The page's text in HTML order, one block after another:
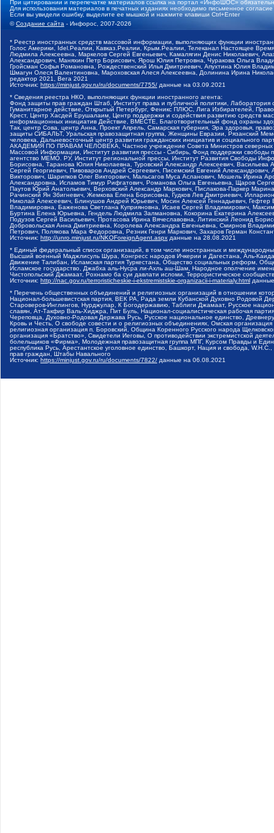
При цитировании и перепечатке материалов ссылка на портал «ИнфоШОС»
Для использования материалов в печатных изданиях необходимо письменное
Если вы увидели ошибку, выделите ее мышкой и нажмите клавиши Ctrl+Enter
©Создание сайта - Инфорос, 2007-2026
* Реестр иностранных средств массовой информации, выполняющих функции
Голос Америки, Idel.Реалии, Кавказ.Реалии, Крым.Реалии, Телеканал Настоящее
Людмила Алексеевна, Маркелов Сергей Евгеньевич, Камалягин Денис Николаевич,
Александрович, Маняхин Петр Борисович, Ярош Юлия Петровна, Чуракова Ольга
Гройсман Софья Романовна, Рождественский Илья Дмитриевич, Апухтина Юлия
Шмагун Олеся Валентиновна, Мароховская Алеся Алексеевна, Долинина Ирина
редактор 2021, Вега 2021
Источник: https://minjust.gov.ru/ru/documents/7755/ данные на 03.09.2021
* Сведения реестра НКО, выполняющих функции иностранного агента:
Фонд защиты прав граждан Штаб, Институт права и публичной политики,
Гуманитарное действие, Открытый Петербург, Феникс ПЛЮС, Лига Избирателей,
Крест, Центр Хасдей Ерушалаим, Центр поддержки и содействия развитию средств
информационных инициатив Действие, ВМЕСТЕ, Благотворительный фонд охраны
Так, центр Сова, центр Анна, Проект Апрель, Самарская губерния, Эра здоровья,
защиты СИБАЛЬТ, Уральская правозащитная группа, Женщины Евразии, Рязанский
человека, Дальневосточный центр развития гражданских инициатив и социального
АКАДЕМИЯ ПО ПРАВАМ ЧЕЛОВЕКА, Частное учреждение Совета Министров северных
Массовой Информации, Институт развития прессы - Сибирь, Фонд поддержки
агентство МЕМО. РУ, Институт региональной прессы, Институт Развития Свободы
Борисовна, Таранова Юлия Николаевна, Туровский Александр Алексеевич,
Сергей Георгиевич, Пивоваров Андрей Сергеевич, Писемский Евгений
Викторович, Шарипков Олег Викторович, Мальсагов Муса Асланович, Мошель Ирина
Александровна, Исламов Тимур Рифгатович, Романова Ольга Евгеньевна, Щаров
Паутов Юрий Анатольевич, Верховский Александр Маркович, Пислакова-Паркер
Рачинский Ян Збигневич, Жемкова Елена Борисовна, Гудков Лев Дмитриевич,
Николай Алексеевич, Блинушов Андрей Юрьевич, Мосин Алексей Геннадьевич,
Владимировна, Баженова Светлана Куприяновна, Исаев Сергей Владимирович,
Буртина Елена Юрьевна, Гендель Людмила Залмановна, Кокорина Екатерина
Подузов Сергей Васильевич, Протасова Ирина Вячеславовна, Литинский Леонид
Добровольская Анна Дмитриевна, Королева Александра Евгеньевна, Смирнов
Петрович, Полякова Мара Федоровна, Резник Генри Маркович, Захаров Герман
Источник: http://unro.minjust.ru/NKOForeignAgent.aspx данные на 28.08.2021
* Единый федеральный список организаций, в том числе иностранных и
Высший военный Маджлисуль Шура, Конгресс народов Ичкерии и Дагестана, Аль-
Движение Талибан, Исламская партия Туркестана, Общество социальных реформ,
Исламское государство, Джабха аль-Нусра ли-Ахль аш-Шам, Народное ополчение
Чистопольский Джамаат, Рохнамо ба суи давлати исломи, Террористическое
Источник: http://nac.gov.ru/terroristicheskie-i-ekstremistskie-organizacii-i-materialy.html
* Перечень общественных объединений и религиозных организаций в отношении
Национал-большевистская партия, ВЕК РА, Рада земли Кубанской Духовно Родовой
Староверов-Инглингов, Нурджулар, К Богодержавию, Таблиги Джамаат, Русское
славян, Ат-Такфир Валь-Хиджра, Пит Буль, Национал-социалистическая рабочая
Череповца, Духовно-Родовая Держава Русь, Русское национальное единство,
Кровь и Честь, О свободе совести и о религиозных объединениях, Омская
религиозная организация п. Боровский, Община Коренного Русского народа
организация «Братство», Свидетели Иеговы, О противодействии экстремистской
болельщиков «Фирма», Молодежная правозащитная группа МПГ, Курсом Правды и
республика Русь, Арестантское уголовное единство, Башкорт, Нация и свобода,
прав граждан, Штабы Навального
Источник: https://minjust.gov.ru/ru/documents/7822/ данные на 06.08.2021